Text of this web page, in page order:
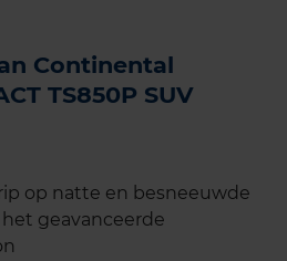
Continental
TS850P SUV
op natte en besneeuwde
geavanceerde